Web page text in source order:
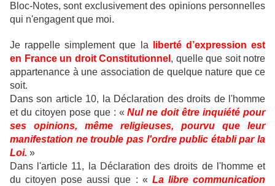
Bloc-Notes, sont exclusivement des opinions personnelles
qui n'engagent que moi.
Je rappelle simplement que la
liberté d’expression est
en France un droit Constitutionnel , quelle que soit notre
appartenance à une association de quelque nature que ce
soit.
Dans son article 10, la Déclaration des droits de l'homme
et du citoyen pose que : «Nul ne doit être inquiété pour
ses opinions, même religieuses, pourvu que leur
manifestation ne trouble pas l'ordre public établi par la
Loi. »
Dans l'article 11, la Déclaration des droits de l'homme et
du citoyen pose aussi que : « La libre communication